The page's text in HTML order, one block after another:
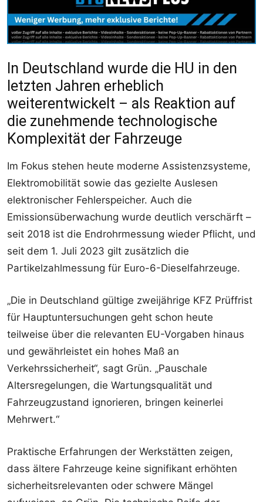
In Deutschland wurde die HU in den
letzten Jahren erheblich
weiterentwickelt – als Reaktion auf
die zunehmende technologische
Komplexität der Fahrzeuge
Im Fokus stehen heute moderne Assistenzsysteme,
Elektromobilität sowie das gezielte Auslesen
elektronischer Fehlerspeicher. Auch die
Emissionsüberwachung wurde deutlich verschärft –
seit 2018 ist die Endrohrmessung wieder Pflicht, und
seit dem 1. Juli 2023 gilt zusätzlich die
Partikelzahlmessung für Euro-6-Dieselfahrzeuge.
„Die in Deutschland gültige zweijährige KFZ Prüffrist
für Hauptuntersuchungen geht schon heute
teilweise über die relevanten EU-Vorgaben hinaus
und gewährleistet ein hohes Maß an
Verkehrssicherheit“, sagt Grün. „Pauschale
Altersregelungen, die Wartungsqualität und
Fahrzeugzustand ignorieren, bringen keinerlei
Mehrwert.“
Praktische Erfahrungen der Werkstätten zeigen,
dass ältere Fahrzeuge keine signifikant erhöhten
sicherheitsrelevanten oder schwere Mängel